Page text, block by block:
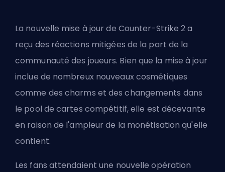
La nouvelle mise à jour de Counter-Strike 2 a
reçu des réactions mitigées de la part de la
communauté des joueurs. Bien que la mise à jour
inclue de nombreux nouveaux cosmétiques
comme des charms et des changements dans
le pool de cartes compétitif, elle est décevante
en raison de l'ampleur de la monétisation qu'elle
contient.
Les fans attendaient une nouvelle opération